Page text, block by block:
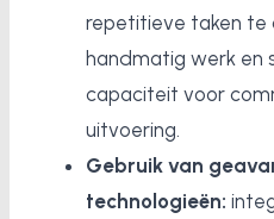
repetitieve taken te
handmatig werk en
capaciteit voor
uitvoering.
Gebruik van
technologieën: